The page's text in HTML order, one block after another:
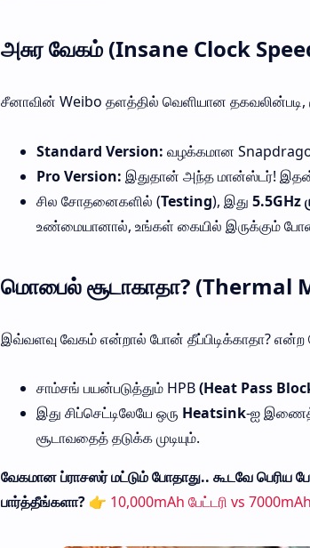
அசுர வேகம் (Insane Clock
சீனாவின் Weibo தளத்தில் வெளியான தகவலின்படி,
Standard Version: வழக்கமான
Pro Version: இதுதான் அந்த மான்ஸ்டர்!
சில சோதனைகளில் (Testing), இது 5.5GHz
உண்மையானால், உங்கள் கையில் இருக்கும் போன்
மொபைல் சூடாகாதா? (Thermal
இவ்வளவு வேகம் என்றால் போன் தீப்பிடிக்காதா? என்ற
சாம்சங் பயன்படுத்தும் HPB(Heat Pass
இது சிப்செட்டிலேயே ஒரு Heatsink-ஐ
சூடாவதைத் தடுக்க முடியும்.
வேகமான ப்ராசஸர் மட்டும் போதாது.. கூடவே பெரிய
பார்த்தீங்களா? 👉 10,000mAh பேட்டரி vs